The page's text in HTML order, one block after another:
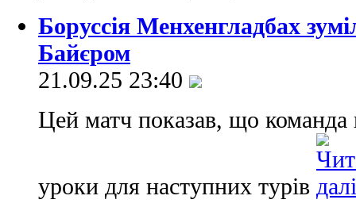
Боруссія Менхенгладбах
Байєром
21.09.25 23:40
Цей матч показав, що команда
уроки для наступних турів